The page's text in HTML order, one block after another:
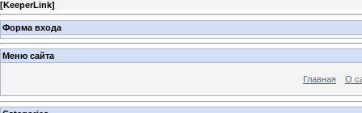
[KeeperLink]
Форма входа
Меню сайта
Главная О